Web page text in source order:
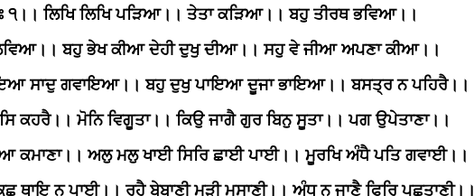
੧।। ਲਿਖਿ ਲਿਖਿ ਪੜਿਆ।। ਤੇਤਾ ਕੜਿਆ।। ਬਹੁ ਤੀਰਥ ਭਵਿਆ।।
ਬਹੁ ਭੇਖ ਕੀਆ ਦੇਹੀ ਦੁਖੁ ਦੀਆ।। ਸਹੁ ਵੇ ਜੀਆ ਅਪਣਾ ਕੀਆ।।
ਸਾਦੁ ਗਵਾਇਆ।। ਬਹੁ ਦੁਖੁ ਪਾਇਆ ਦੂਜਾ ਭਾਇਆ।। ਬਸਤ੍ਰ ਨ ਪਹਿਰੈ।।
ਕਹਰੈ।। ਮੋਨਿ ਵਿਗੂਤਾ।। ਕਿਉ ਜਾਗੈ ਗੁਰ ਬਿਨੁ ਸੂਤਾ।। ਪਗ ਉਪੇਤਾਣਾ।।
ਕਮਾਣਾ।। ਅਲੁ ਮਲੁ ਖਾਈ ਸਿਰਿ ਛਾਈ ਪਾਈ।। ਮੂਰਖਿ ਅੰਧੈ ਪਤਿ ਗਵਾਈ।।
ਥਾਇ ਨ ਪਾਈ।। ਰਹੈ ਬੇਬਾਣੀ ਮੜੀ ਮਸਾਣੀ।। ਅੰਧੁ ਨ ਜਾਣੈ ਫਿਰਿ ਪਛੁਤਾਣੀ।।